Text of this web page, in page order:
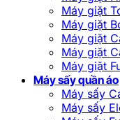
Máy giặt
Máy giặt
Máy giặt
Máy giặt
Máy giặt
Máy sấy quần áo
Máy sấy
Máy sấy